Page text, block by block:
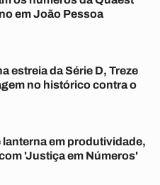
em João Pessoa
estreia da Série D, Treze
no histórico contra o
lanterna em produtividade,
'Justiça em Números'